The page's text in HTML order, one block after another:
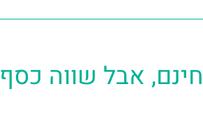
אבל שווה כסף